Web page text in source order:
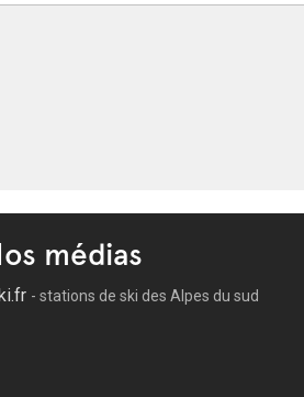
médias
- stations de ski des Alpes du sud